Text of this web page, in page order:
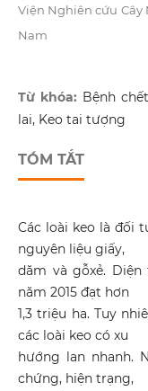
Viện Nghiên cứu Cây
Nam
Từ khóa: Bệnh
lai, Keo tai tượng
TÓM TẮT
Các loài keo là đối
nguyên liệu giấy,
dăm và gỗxẻ.
năm 2015 đạt hơn
1,3 triệu ha. Tuy
các loài keo có xu
hướng lan nhanh.
chứng, hiện trạng,